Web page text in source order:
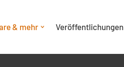
& mehr Veröffentlichungen